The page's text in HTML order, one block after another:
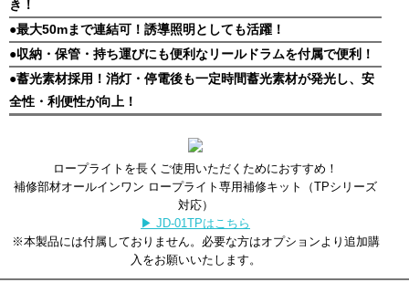
き！
●最大50mまで連結可！誘導照明としても活躍！
●収納・保管・持ち運びにも便利なリールドラムを付属で便利！
●蓄光素材採用！消灯・停電後も一定時間蓄光素材が発光し、安
全性・利便性が向上！
ロープライトを長くご使用いただくためにおすすめ！
補修部材オールインワン ロープライト専用補修キット（TPシリーズ
対応）
▶ JD-01TPはこちら
※本製品には付属しておりません。必要な方はオプションより追加購
入をお願いいたします。